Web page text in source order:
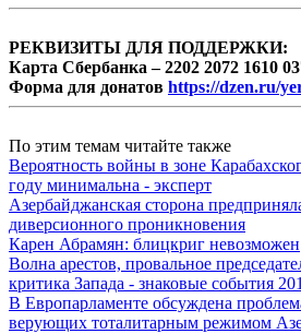
РЕКВИЗИТЫ ДЛЯ ПОДДЕРЖКИ:
Карта Сбербанка – 2202 2072 1610
Форма для донатов https://dzen.ru/
По этим темам читайте также
Вероятность войны в зоне
году минимальна - эксперт
Азербайджанская сторона
диверсионного проникновения
Карен Абрамян: блицкриг невозможен
Волна арестов, провальное
критика Запада - знаковые события
В Европарламенте обсуждена
верующих тоталитарным режимом